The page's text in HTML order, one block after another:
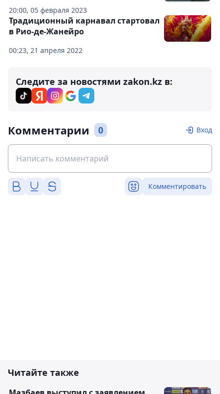
20:00, 05 февраля 2023
00:23, 21 апреля 2022
Традиционный карнавал стартовал
в Рио-де-Жанейро
Следите за новостями zakon.kz в:
Комментарии 0 Вход
Комментировать
Читайте также